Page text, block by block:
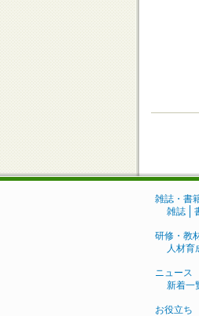
雑誌・書
雑誌
研修・教
人材育
ニュース
新着一
お役立ち